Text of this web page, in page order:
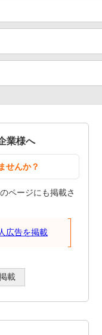
業様へ
せんか？
ページにも掲載さ
広告を掲載
載